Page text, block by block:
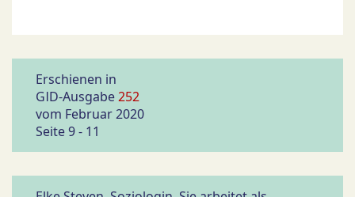
Erschienen in
GID-Ausgabe252
vom Februar 2020
Seite 9 - 11